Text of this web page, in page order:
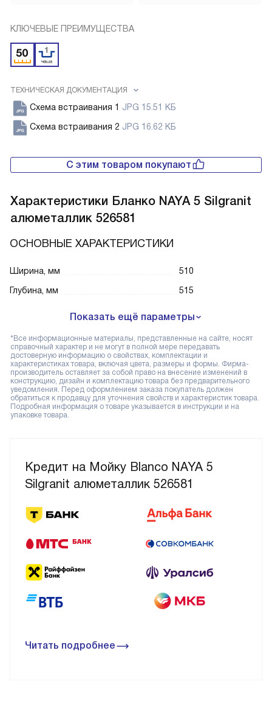
КЛЮЧЕВЫЕ ПРЕИМУЩЕСТВА
ТЕХНИЧЕСКАЯ ДОКУМЕНТАЦИЯ
Схема встраивания 1 JPG 15.51 КБ
Схема встраивания 2 JPG 16.62 КБ
Кредит на Мойку Blanco NAYA 5
Silgranit алюметаллик 526581
Читать подробнее
С этим товаром покупают
Характеристики Бланко NAYA 5 Silgranit
алюметаллик 526581
ОСНОВНЫЕ ХАРАКТЕРИСТИКИ
Ширина, мм
510
Глубина, мм
515
Показать ещё параметры
*Все информационные материалы, представленные на сайте, носят
справочный характер и не могут в полной мере передавать
достоверную информацию о свойствах, комплектации и
характеристиках товара, включая цвета, размеры и формы. Фирма-
производитель оставляет за собой право на внесение изменений в
конструкцию, дизайн и комплектацию товара без предварительного
уведомления. Перед оформлением заказа покупатель должен
обратиться к продавцу для уточнения свойств и характеристик товара.
Подробная информация о товаре указывается в инструкции и на
упаковке товара.